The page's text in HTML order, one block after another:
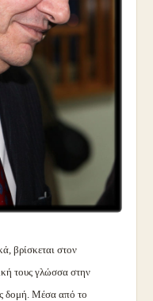
βρίσκεται στον
τους γλώσσα στην
δομή. Μέσα από το